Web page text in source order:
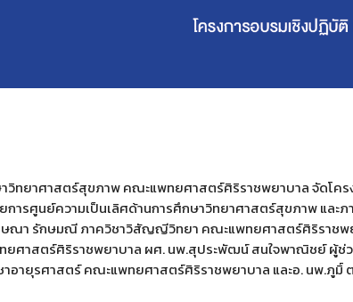
วิทยาศาสตร์สุขภาพ คณะแพทยศาสตร์ศิริราชพยาบาล จัดโค
ารศูนย์ความเป็นเลิศด้านการศึกษาวิทยาศาสตร์สุขภาพ แล
ณา รักษมณี ภาควิชาวิสัญญีวิทยา คณะแพทยศาสตร์ศิริราชพ
ยศาสตร์ศิริราชพยาบาล ผศ. นพ.สุประพัฒน์ สนใจพาณิชย์ ผู้
ายุรศาสตร์ คณะแพทยศาสตร์ศิริราชพยาบาล และอ. นพ.ภู